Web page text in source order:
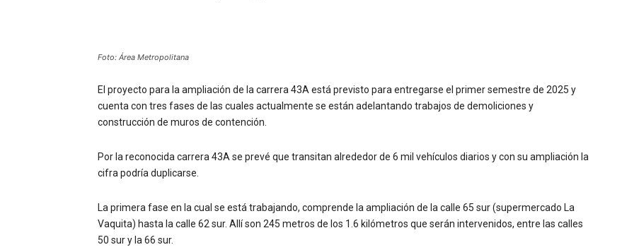
Foto: Área Metropolitana
El proyecto para la ampliación de la carrera 43A está previsto para entregarse el primer semestre de 2025 y
cuenta con tres fases de las cuales actualmente se están adelantando trabajos de demoliciones y
construcción de muros de contención.
Por la reconocida carrera 43A se prevé que transitan alrededor de 6 mil vehículos diarios y con su ampliación la
cifra podría duplicarse.
La primera fase en la cual se está trabajando, comprende la ampliación de la calle 65 sur (supermercado La
Vaquita) hasta la calle 62 sur. Allí son 245 metros de los 1.6 kilómetros que serán intervenidos, entre las calles
50 sur y la 66 sur.